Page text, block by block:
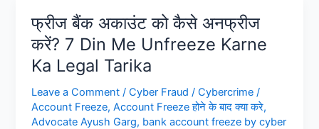
फ्रीज बैंक अकाउंट को कैसे अनफ्रीज
करें? 7 Din Me Unfreeze Karne
Ka Legal Tarika
Leave a Comment /Cyber Fraud /Cybercrime/
Account Freeze,Account Freeze होने के बाद क्या करे,
Advocate Ayush Garg, bank account freeze by cyber